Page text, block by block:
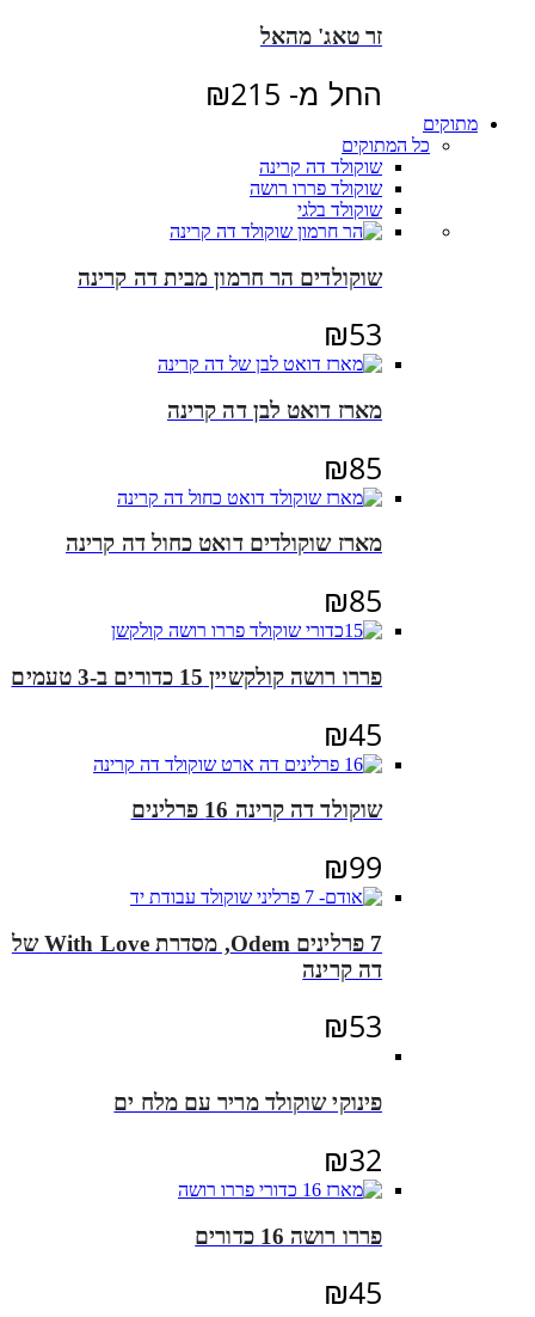
זר טאג' מהאל
החל מ- ₪215
מתוקים
כל המתוקים
שוקולד דה קרינה
שוקולד פררו רושה
שוקולד בלגי
שוקולדים הר חרמון מבית דה קרינה
₪53
מארז דואט לבן דה קרינה
₪85
מארז שוקולדים דואט כחול דה קרינה
₪85
פררו רושה קולקשיין 15 כדורים ב-3 טעמים
₪45
שוקולד דה קרינה 16 פרלינים
₪99
7 פרלינים Odem, מסדרת With Love של
דה קרינה
₪53
פינוקי שוקולד מריר עם מלח ים
₪32
פררו רושה 16 כדורים
₪45